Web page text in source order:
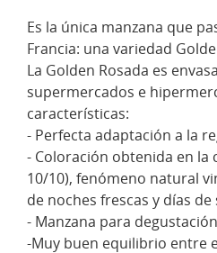
Es la única manzana que
Francia: una variedad
La Golden Rosada es
supermercados e
características:
- Perfecta adaptación a la
- Coloración obtenida en la
10/10), fenómeno natural
de noches frescas y días de
- Manzana para
-Muy buen equilibrio entre